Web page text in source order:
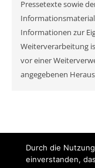
Pressetexte sowie
Informationen zur
Weiterverarbeitung
vor einer
angegebenen
©
Durch die
einverstanden,